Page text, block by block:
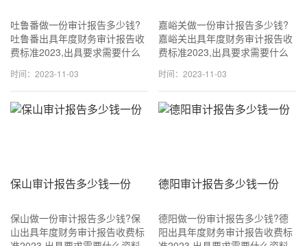
吐鲁番做一份审计报告多少钱?
吐鲁番出具年度财务审计报告收
费标准2023,出具要求需要什么
18611114677 (同v信) 一般
1500~3500元一份,专业出具审
计报
时间：2023-11-03
嘉峪关做一份审计报告多少钱?
嘉峪关出具年度财务审计报告收
费标准2023,出具要求需要什么
18611114677 (同v信) 一般
1500~3500元一份,专业出具审
计报
时间：2023-11-03
保山审计报告多少钱一份
保山做一份审计报告多少钱?保
山出具年度财务审计报告收费标
德阳审计报告多少钱一份
德阳做一份审计报告多少钱?德
阳出具年度财务审计报告收费标